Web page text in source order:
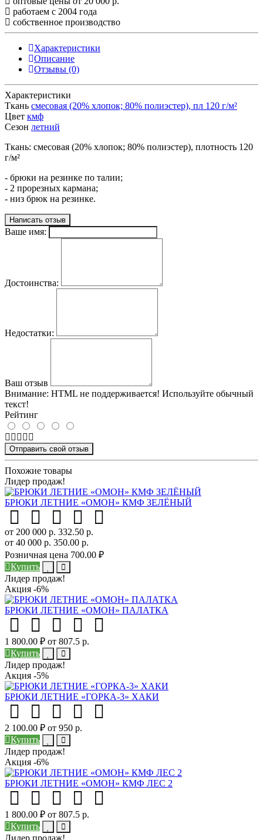
работаем с 2004 года
собственное производство
Характеристики
Описание
Отзывы (0)
Характеристики
Ткань смесовая (20% хлопок; 80% полиэстер), пл 120 г/м²
Цвет кмф
Сезон летний
Ткань: смесовая (20% хлопок; 80% полиэстер), плотность 120
г/м²
- брюки на резинке по талии;
- 2 прорезных кармана;
- низ брюк на резинке.
Написать отзыв
Ваше имя:
Достоинства:
Недостатки:
Ваш отзыв
Внимание: HTML не поддерживается! Используйте обычный
текст!
Рейтинг
Отправить свой отзыв
Похожие товары
Лидер продаж!
БРЮКИ ЛЕТНИЕ «ОМОН» КМФ ЗЕЛЁНЫЙ
от 200 000 р. 332.50 р.
от 40 000 р. 350.00 р.
Розничная цена 700.00 ₽
Купить
Лидер продаж!
Акция -6%
БРЮКИ ЛЕТНИЕ «ОМОН» ПАЛАТКА
1 800.00 ₽ от 807.5 р.
Купить
Лидер продаж!
Акция -5%
БРЮКИ ЛЕТНИЕ «ГОРКА-3» ХАКИ
2 100.00 ₽ от 950 р.
Купить
Лидер продаж!
Акция -6%
БРЮКИ ЛЕТНИЕ «ОМОН» КМФ ЛЕС 2
1 800.00 ₽ от 807.5 р.
Купить
Лидер продаж!